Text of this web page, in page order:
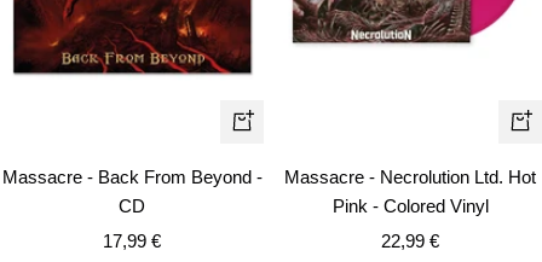
In
Massacre - Back From Beyond -
CD
Angebotspreis
17,99 €
In
Massacre - Necrolution Ltd. Hot
Pink - Colored Vinyl
Angebotspreis
22,99 €